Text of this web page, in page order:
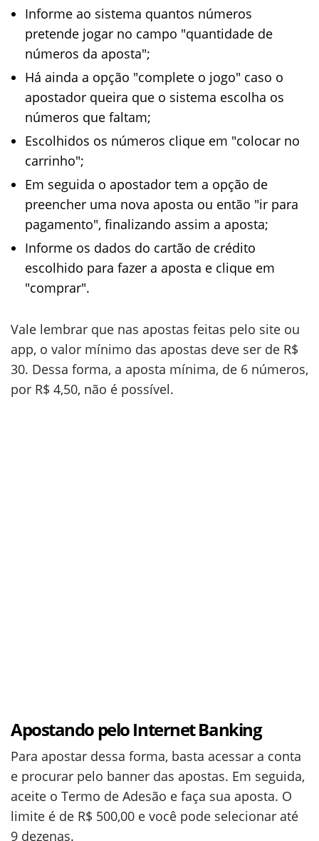
Informe ao sistema quantos números
pretende jogar no campo "quantidade de
números da aposta";
Há ainda a opção "complete o jogo" caso o
apostador queira que o sistema escolha os
números que faltam;
Escolhidos os números clique em "colocar no
carrinho";
Em seguida o apostador tem a opção de
preencher uma nova aposta ou então "ir para
pagamento", finalizando assim a aposta;
Informe os dados do cartão de crédito
escolhido para fazer a aposta e clique em
"comprar".
Vale lembrar que nas apostas feitas pelo site ou
app, o valor mínimo das apostas deve ser de R$
30. Dessa forma, a aposta mínima, de 6 números,
por R$ 4,50, não é possível.
Apostando pelo Internet Banking
Para apostar dessa forma, basta acessar a conta
e procurar pelo banner das apostas. Em seguida,
aceite o Termo de Adesão e faça sua aposta. O
limite é de R$ 500,00 e você pode selecionar até
9 dezenas.